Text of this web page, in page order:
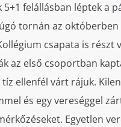
5+1 felállásban léptek a
tornán az
csapata is részt
az első csoportban
ellenfél várt rájuk.
és egy vereséggel
Egyetlen